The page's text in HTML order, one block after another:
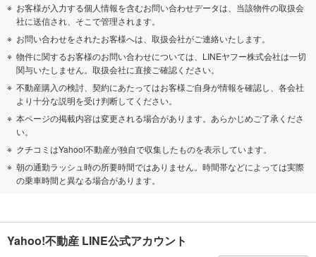
お客様が入力する個人情報を含むお問い合わせデータは、当該物件の取扱会
社に送信され、そこで管理されます。
お問い合わせをされたお客様へは、取扱会社がご連絡いたします。
物件に関するお客様のお問い合わせについては、LINEヤフー株式会社は一切
関与いたしません。取扱会社に直接ご確認ください。
不動産購入の検討、契約にあたってはお客様ご自身が情報を確認し、各会社
より十分な説明を受け判断してください。
本ページの掲載内容は変更される場合があります。あらかじめご了承くださ
い。
クチコミはYahoo!不動産が独自で収集したものを表示しています。
朝の通勤ラッシュ時の所要時間ではありません。時間帯などによっては実際
の乗車時間と異なる場合があります。
Yahoo!不動産 LINE公式アカウント